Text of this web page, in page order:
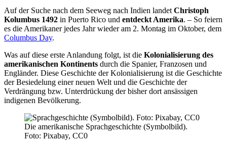
Auf der Suche nach dem Seeweg nach Indien landet Christoph
Kolumbus 1492 in Puerto Rico und entdeckt Amerika. – So feiern
es die Amerikaner jedes Jahr wieder am 2. Montag im Oktober, dem
Columbus Day.
Was auf diese erste Anlandung folgt, ist die Kolonialisierung des
amerikanischen Kontinents durch die Spanier, Franzosen und
Engländer. Diese Geschichte der Kolonialisierung ist die Geschichte
der Besiedelung einer neuen Welt und die Geschichte der
Verdrängung bzw. Unterdrückung der bisher dort ansässigen
indigenen Bevölkerung.
Die amerikanische Sprachgeschichte (Symbolbild).
Foto: Pixabay, CC0